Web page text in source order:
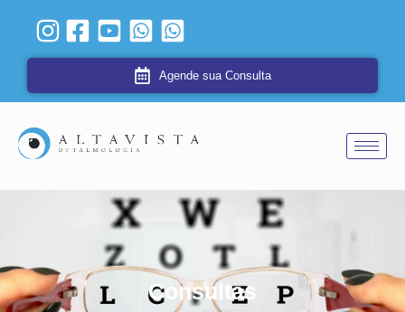
Agende sua Consulta
Consultas